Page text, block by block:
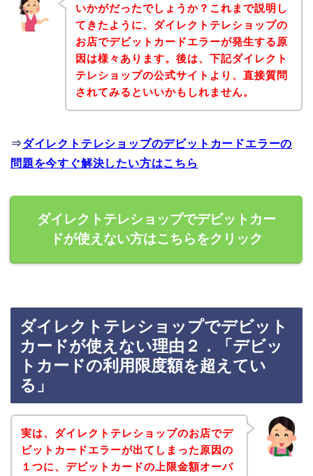
いかがだったでしょうか？これまで説明し
てきたように、ダイレクトテレショップの
お店でデビットカードエラーが発生する原
因は様々あります。後は、下記ダイレクト
テレショップの公式サイトより、直接質問
されてみるといいかもしれません。
⇒ダイレクトテレショップのデビットカードエラーの
問題を今すぐ解決したい方はこちら
ダイレクトテレショップでデビットカー
ドが使えない方はこちらをクリック
ダイレクトテレショップでデビット
カードが使えない理由２．「デビッ
トカードの利用限度額を超えてい
る」
実は、ダイレクトテレショップのお店でデ
ビットカードエラーが出てしまった原因の
１つに、デビットカードの上限金額オーバ